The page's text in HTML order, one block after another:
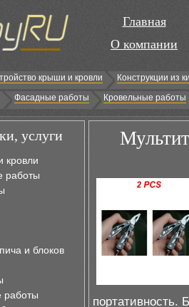
Главная
О компании
крыши и кровли
Конструкции из
Фасадные работы Кровельные работы
услуги
кровли
работы
и блоков
работы
портативность.